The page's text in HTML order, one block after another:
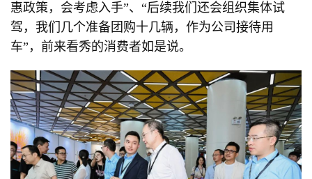
惠政策，会考虑入手”、“后续我们还会组织集体试
驾，我们几个准备团购十几辆，作为公司接待用
车”，前来看秀的消费者如是说。